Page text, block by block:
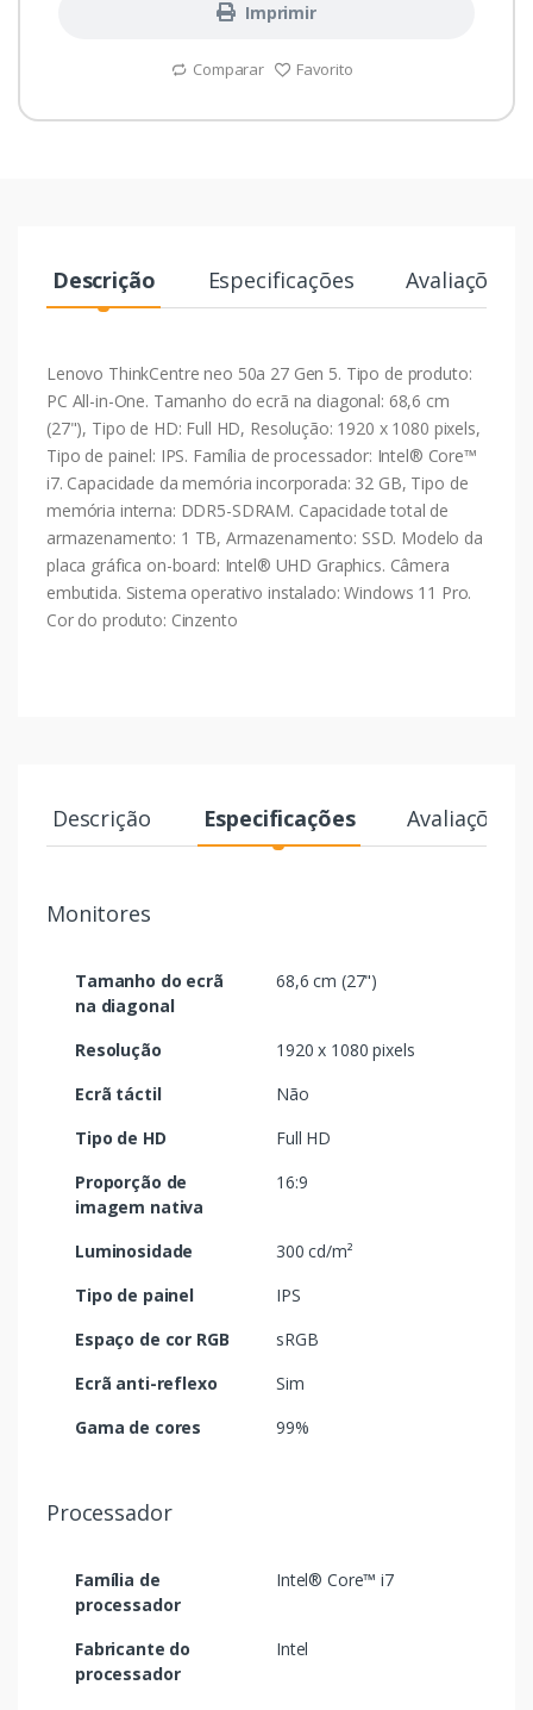
Imprimir
Comparar Favorito
Descrição Especificações Avaliações
Lenovo ThinkCentre neo 50a 27 Gen 5. Tipo de produto:
PC All-in-One. Tamanho do ecrã na diagonal: 68,6 cm
(27"), Tipo de HD: Full HD, Resolução: 1920 x 1080 pixels,
Tipo de painel: IPS. Família de processador: Intel® Core™
i7. Capacidade da memória incorporada: 32 GB, Tipo de
memória interna: DDR5-SDRAM. Capacidade total de
armazenamento: 1 TB, Armazenamento: SSD. Modelo da
placa gráfica on-board: Intel® UHD Graphics. Câmera
embutida. Sistema operativo instalado: Windows 11 Pro.
Cor do produto: Cinzento
Descrição Especificações Avaliações
Monitores
Tamanho do ecrã
na diagonal
68,6 cm (27")
Resolução
1920 x 1080 pixels
Ecrã táctil
Não
Tipo de HD
Full HD
Proporção de
imagem nativa
16:9
Luminosidade
300 cd/m²
Tipo de painel
IPS
Espaço de cor RGB
sRGB
Ecrã anti-reflexo
Sim
Gama de cores
99%
Processador
Família de
processador
Intel® Core™ i7
Fabricante do
processador
Intel